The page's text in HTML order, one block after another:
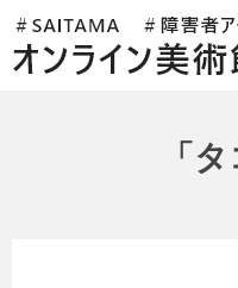
埼玉県障害者アートオンライ
術館
「